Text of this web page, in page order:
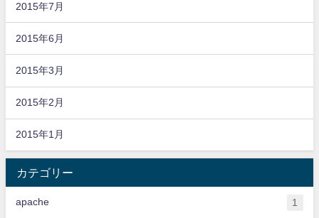
2015年7月
2015年6月
2015年3月
2015年2月
2015年1月
カテゴリー
apache 1